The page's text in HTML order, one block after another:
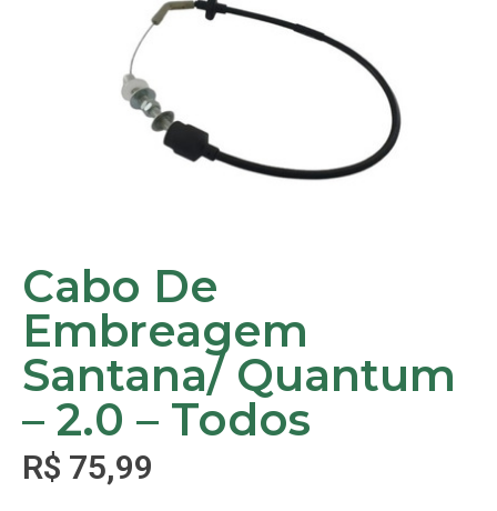
Cabo De
Embreagem
Santana/ Quantum
– 2.0 – Todos
R$ 75,99